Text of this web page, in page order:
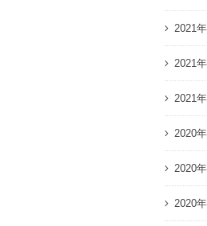
2021
2021
2021
2020
2020
2020